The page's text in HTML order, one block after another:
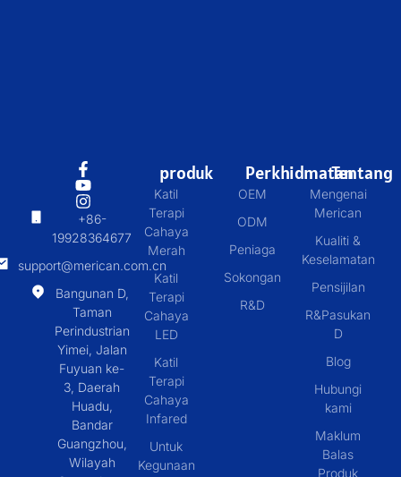
+86-
19928364677
support@merican.com.cn
Bangunan D,
Taman
Perindustrian
Yimei, Jalan
Fuyuan ke-
3, Daerah
Huadu,
Bandar
Guangzhou,
Wilayah
produk
Katil
Terapi
Cahaya
Merah
Katil
Terapi
Cahaya
LED
Katil
Terapi
Cahaya
Infared
Untuk
Kegunaan
Perkhidmatan
OEM
ODM
Peniaga
Sokongan
R&D
Tentang
Mengenai
Merican
Kualiti &
Keselamatan
Pensijilan
R&Pasukan
D
Blog
Hubungi
kami
Maklum
Balas
Produk